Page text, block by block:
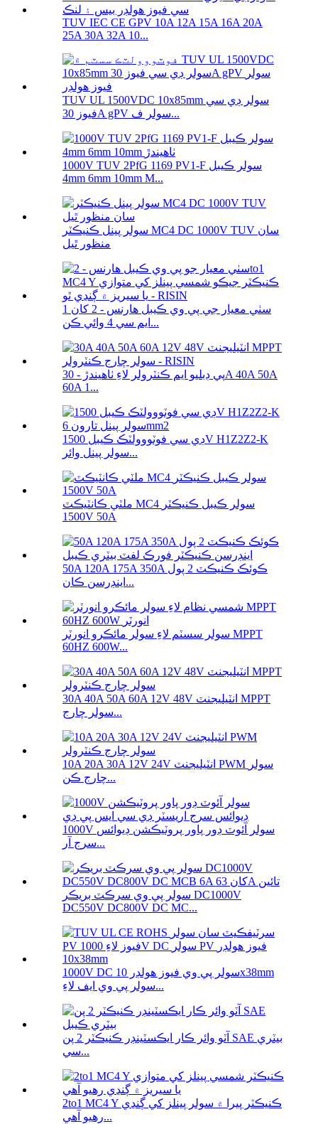
TUV IEC CE GPV 10A 12A 15A 16A 20A
25A 30A 32A 10...
TUV UL 1500VDC 10x85mm سولر ڊي سي
فيوز 30A gPV سولر ف...
1000V TUV 2PfG 1169 PV1-F سولر ڪيبل
4mm 6mm 10mm M...
سولر پينل ڪنيڪٽر MC4 DC 1000V TUV سان
منظور ٿيل
سٺي معيار جي پي وي ڪيبل هارنس - 2 کان 1
ايم سي 4 وائي ڪن...
پي ڊبليو ايم ڪنٽرولر لاءِ ٺاهيندڙ - 30A 40A 50A
60A 1...
ڊي سي فوٽووولٽڪ ڪيبل 1500V H1Z2Z2-K
سولر پينل وائر...
ملٽي ڪانٽيڪٽ MC4 سولر ڪيبل ڪنيڪٽر
1500V 50A
50A 120A 175A 350A ڪوئڪ ڪنيڪٽ 2 پول
اينڊرسن ڪان...
سولر سسٽم لاءِ سولر مائڪرو انورٽر MPPT
60HZ 600W...
30A 40A 50A 60A 12V 48V انٽيليجنٽ MPPT
سولر چارج...
10A 20A 30A 12V 24V انٽيليجنٽ PWM سولر
چارج ڪن...
1000V سولر آئوٽ ڊور پاور پروٽيڪشن ڊيوائس
سرج آر...
سولر پي وي سرڪٽ بريڪر DC1000V
DC550V DC800V DC MC...
1000V DC سولر پي وي فيوز هولڊر 10x38mm
سولر پي وي ايف لاءِ...
آٽو وائر ڪار ايڪسٽينڊر ڪنيڪٽر 2 پن SAE بيٽري
سي...
2to1 MC4 Y ڪنيڪٽر پيرا ۾ سولر پينلز کي ڳنڍي
رهيو آهي...